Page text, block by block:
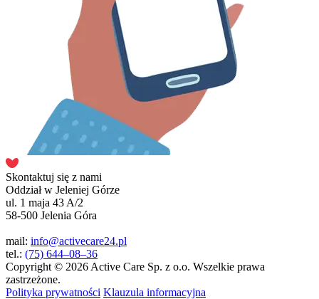
Skontaktuj się z nami
Oddział w Jeleniej Górze
ul. 1 maja 43 A/2
58-500 Jelenia Góra
mail: info@activecare24.pl
tel.: (75) 644–08–36
Copyright © 2026 Active Care Sp. z o.o. Wszelkie prawa
zastrzeżone.
Polityka prywatności Klauzula informacyjna